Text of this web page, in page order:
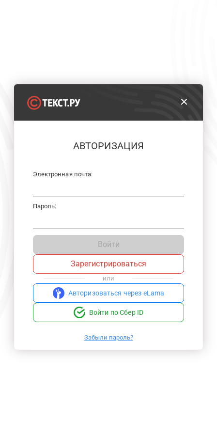
АВТОРИЗАЦИЯ
Электронная почта:
Пароль:
Войти
Зарегистрироваться
или
Авторизоваться через eLama
Войти по Сбер ID
Забыли пароль?